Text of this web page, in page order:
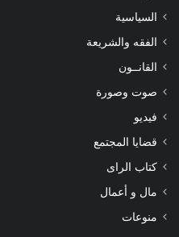
السياسية
الفقه والشريعة
القانــون
صوت وصورة
فيديو
قضايا المجتمع
كتاب الراى
مال و أعمال
منوعات